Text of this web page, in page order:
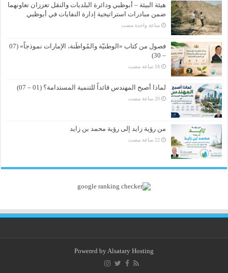
هيئة البيئة – أبوظبي ودائرة البلديات والنقل تعززان تعاونهما
ضمن مبادرات استراتيجية إدارة النفايات في أبوظبي
‏ساعة واحدة مضت
فصول من كتاب «الوطنيّة والمُواطَنة، الإمارات نموذجاً» (07
– 30)
لماذا أصبح المهندس قائداً للتنمية المستدامة؟ (01 – 07)
من رؤية زايد إلى رؤية محمد بن زايد
Powered byAlsatary Hosting